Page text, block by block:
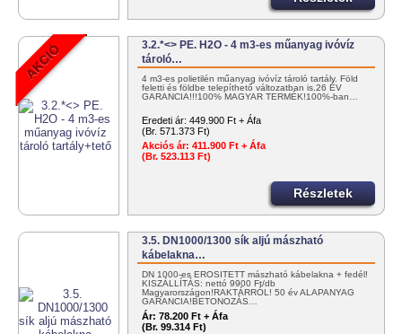
3.2.*<> PE. H2O - 4 m3-es műanyag ivóvíz
tároló…
4 m3-es polietilén műanyag ivóvíz tároló tartály. Föld
feletti és földbe telepíthető változatban is.26 ÉV
GARANCIA!!!100% MAGYAR TERMÉK!100%-ban…
Eredeti ár: 449.900 Ft + Áfa
(Br. 571.373 Ft)
Akciós ár: 411.900 Ft + Áfa
(Br. 523.113 Ft)
Részletek
3.5. DN1000/1300 sík aljú mászható
kábelakna…
DN 1000-es ERŐSÍTETT mászható kábelakna + fedél!
KISZÁLLÍTÁS: nettó 9900 Ft/db
Magyarországon!RAKTÁRRÓL! 50 év ALAPANYAG
GARANCIA!BETONOZÁS…
Ár: 78.200 Ft + Áfa
(Br. 99.314 Ft)